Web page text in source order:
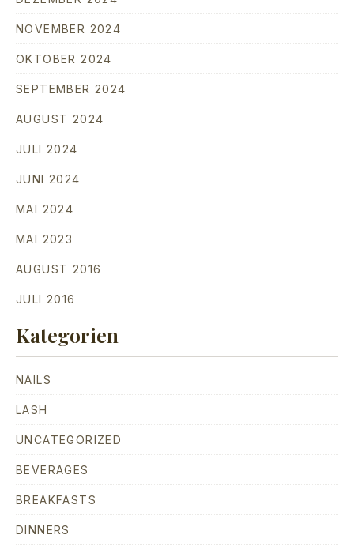
NOVEMBER 2024
OKTOBER 2024
SEPTEMBER 2024
AUGUST 2024
JULI 2024
JUNI 2024
MAI 2024
MAI 2023
AUGUST 2016
JULI 2016
Kategorien
NAILS
LASH
UNCATEGORIZED
BEVERAGES
BREAKFASTS
DINNERS
PREVIOUS